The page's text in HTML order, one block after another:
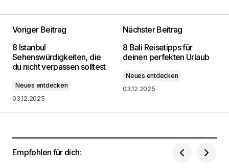
Deine E-Mail-Adresse wird nicht
veröffentlicht.
Erforderliche Felder sind mit
markiert
Kommentar
Dein Name*
Voriger Beitrag
8 Istanbul
Sehenswürdigkeiten, die
du nicht verpassen solltest
Neues entdecken
03.12.2025
Nächster Beitrag
8 Bali Reisetipps für
deinen perfekten Urlaub
Neues entdecken
03.12.2025
Empfohlen für dich: